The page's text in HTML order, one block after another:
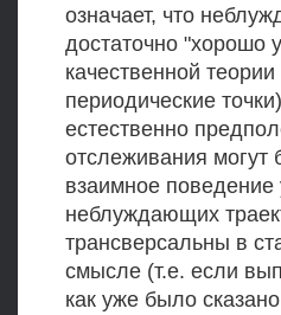
означает, что
достаточно "хорошо
качественной
периодические
естественно
отслеживания
взаимное поведение
неблуждающих
трансверсальны в
смысле (т.е. если
как уже было